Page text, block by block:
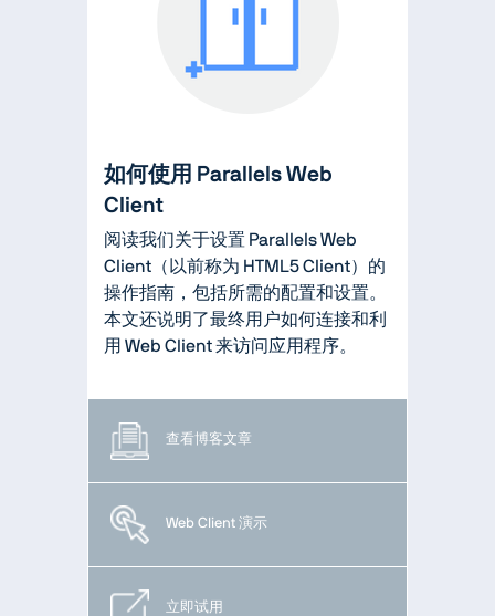
如何使用 Parallels Web
Client
阅读我们关于设置 Parallels Web
Client（以前称为 HTML5 Client）的
操作指南，包括所需的配置和设置。
本文还说明了最终用户如何连接和利
用 Web Client 来访问应用程序。
查看博客文章
Web Client 演示
立即试用